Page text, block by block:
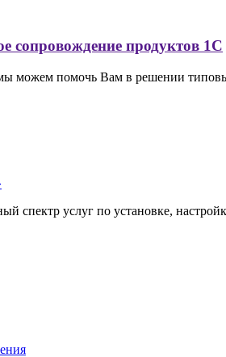
сопровождение продуктов 1C
можем помочь Вам в решении
спектр услуг по установке,